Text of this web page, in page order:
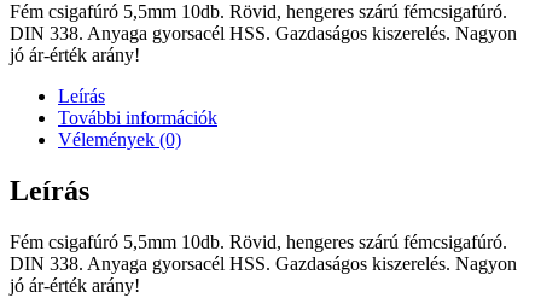
Fém csigafúró 5,5mm 10db. Rövid, hengeres szárú fémcsigafúró.
DIN 338. Anyaga gyorsacél HSS. Gazdaságos kiszerelés. Nagyon
jó ár-érték arány!
Leírás
További információk
Vélemények (0)
Leírás
Fém csigafúró 5,5mm 10db. Rövid, hengeres szárú fémcsigafúró.
DIN 338. Anyaga gyorsacél HSS. Gazdaságos kiszerelés. Nagyon
jó ár-érték arány!